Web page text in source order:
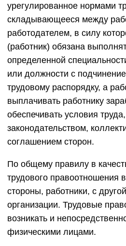
урегулированное нормами
складывающееся между
работодателем, в силу
(работник) обязана
определенной
или должности с
трудовому распорядку, а
выплачивать работнику
обеспечивать условия
законодательством,
соглашением сторон.
По общему правилу в
трудового правоотношения
стороны, работники, с
организации. Трудовые
возникать и
физическими лицами.